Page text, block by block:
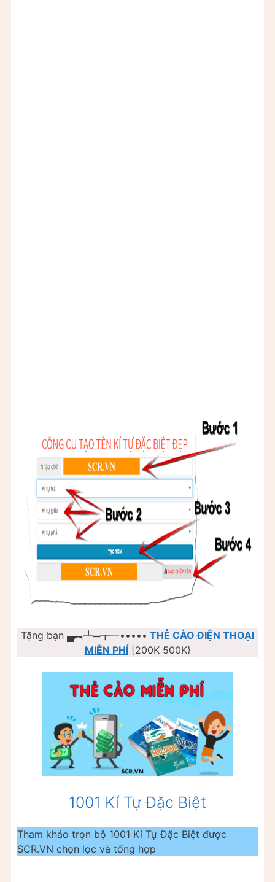
Tặng bạn ▄︻┻═┳一••••• THẺ CÀO ĐIỆN THOẠI
MIỄN PHÍ[200K 500K}
1001 Kí Tự Đặc Biệt
Tham khảo trọn bộ 1001 Kí Tự Đặc Biệt được
SCR.VN chọn lọc và tổng hợp